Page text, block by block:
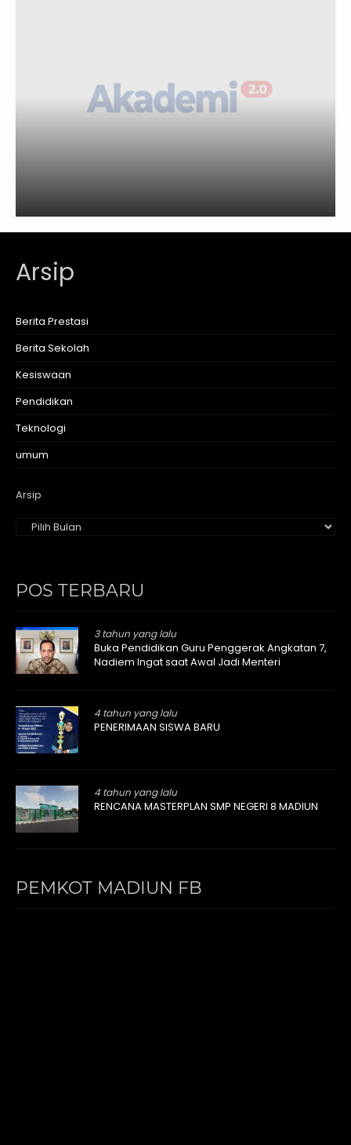
Arsip
Berita Prestasi
Berita Sekolah
Kesiswaan
Pendidikan
Teknologi
umum
Arsip
POS TERBARU
3 tahun yang lalu
Buka Pendidikan Guru Penggerak Angkatan 7,
Nadiem Ingat saat Awal Jadi Menteri
4 tahun yang lalu
PENERIMAAN SISWA BARU
4 tahun yang lalu
RENCANA MASTERPLAN SMP NEGERI 8 MADIUN
PEMKOT MADIUN FB